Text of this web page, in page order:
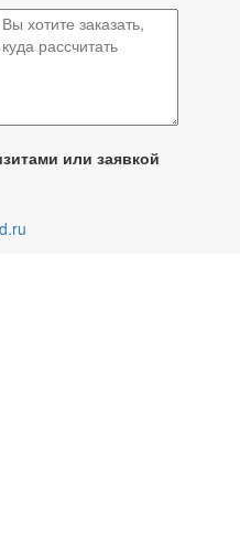
или заявкой